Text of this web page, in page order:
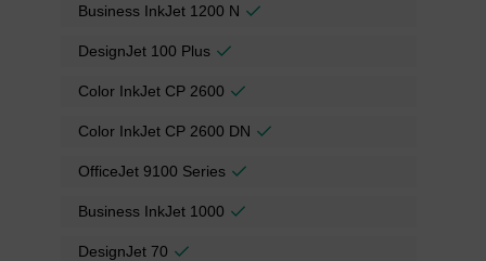
Business InkJet 1200 N
DesignJet 100 Plus
Color InkJet CP 2600
Color InkJet CP 2600 DN
OfficeJet 9100 Series
Business InkJet 1000
DesignJet 70